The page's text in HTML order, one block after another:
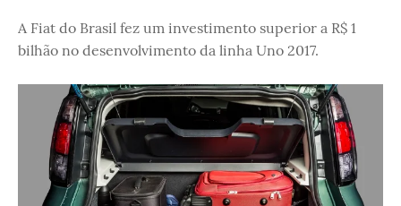
A Fiat do Brasil fez um investimento superior a R$ 1
bilhão no desenvolvimento da linha Uno 2017.